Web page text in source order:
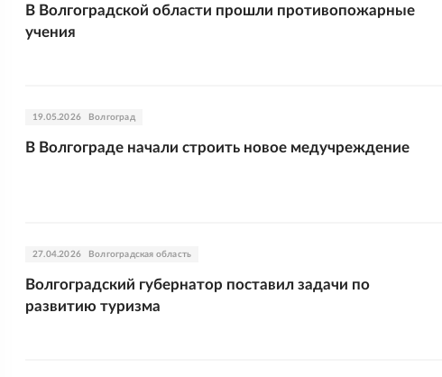
В Волгоградской области прошли противопожарные
учения
19.05.2026 Волгоград
В Волгограде начали строить новое медучреждение
27.04.2026 Волгоградская область
Волгоградский губернатор поставил задачи по
развитию туризма